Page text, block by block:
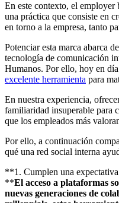
En este contexto, el employer
una práctica que consiste en
en torno a la empresa, tanto
Potenciar esta marca abarca
tecnología de comunicación
Humanos. Por ello, hoy en día
excelente herramienta para
En nuestra experiencia,
familiaridad insuperable para
que los empleados más
Por ello, a continuación
qué una red social interna
**1. Cumplen una
**El acceso a plataformas
nuevas generaciones de